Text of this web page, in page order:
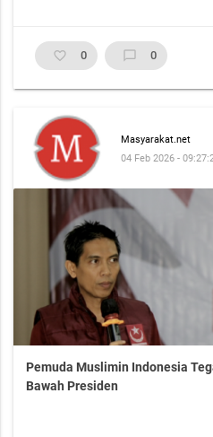
favorite_border 0 chat_bubble_outline 0
Masyarakat.net
04 Feb 2026 -
Pemuda Muslimin Indonesia
Bawah Presiden